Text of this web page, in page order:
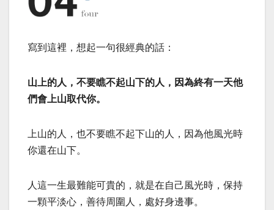
寫到這裡，想起一句很經典的話：
山上的人，不要瞧不起山下的人，因為終有一天他
們會上山取代你。
上山的人，也不要瞧不起下山的人，因為他風光時
你還在山下。
人這一生最難能可貴的，就是在自己風光時，保持
一顆平淡心，善待周圍人，處好身邊事。